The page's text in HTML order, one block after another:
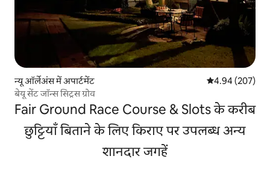
न्यू ऑर्लेअंस में अपार्टमेंट औसत रेटिंग 5 में से
4.94 (207)
बेयू सेंट जॉन्स सिट्रस ग्रोव
Fair Ground Race Course & Slots के करीब
छुट्टियाँ बिताने के लिए किराए पर उपलब्ध अन्य
शानदार जगहें